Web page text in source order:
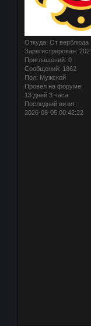
Откуда: От верблюда
Зарегистрирован:
Приглашений: 0
Сообщений: 1862
Пол: Мужской
Провел на форуме:
13 дней 3 часа
Последний визит:
2026-08-05 00:42:22